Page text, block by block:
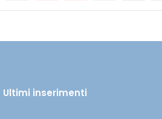
Ultimi inserimenti